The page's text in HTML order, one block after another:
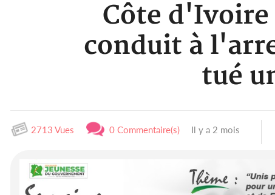
Côte
conduit à
tué
2713 Vues 0 Commentaire(s) Il y a 2 mois